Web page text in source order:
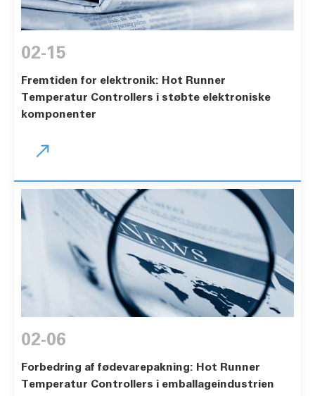
02-15
Fremtiden for elektronik: Hot Runner
Temperatur Controllers i støbte elektroniske
komponenter

02-06
Forbedring af fødevarepakning: Hot Runner
Temperatur Controllers i emballageindustrien